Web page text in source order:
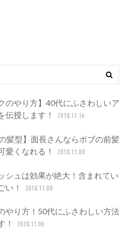
のやり方】40代にふさわしいア
伝授します！
2018.11.16
髪型】面長さんならボブの前髪
愛くなれる！
2018.11.08
シュは効果が絶大！含まれてい
い！
2018.11.08
やり方！50代にふさわしい方法
！
2018.11.06